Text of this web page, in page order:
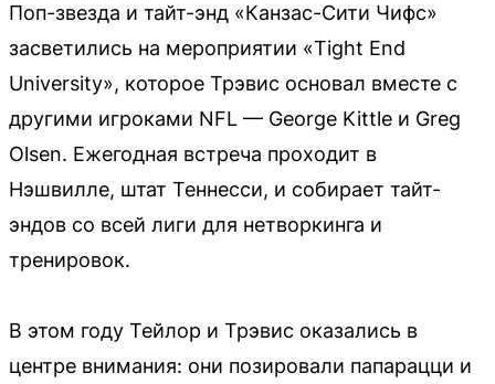
Поп-звезда и тайт-энд «Канзас-Сити Чифс»
засветились на мероприятии «Tight End
University», которое Трэвис основал вместе с
другими игроками NFL — George Kittle и Greg
Olsen. Ежегодная встреча проходит в
Нэшвилле, штат Теннесси, и собирает тайт-
эндов со всей лиги для нетворкинга и
тренировок.
В этом году Тейлор и Трэвис оказались в
центре внимания: они позировали папарацци и